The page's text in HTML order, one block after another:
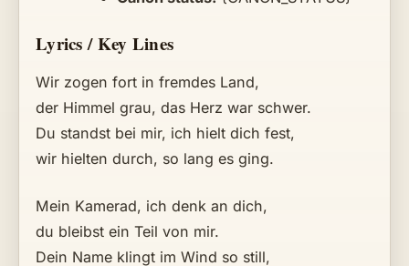
Lyrics / Key Lines
Wir zogen fort in fremdes Land,
der Himmel grau, das Herz war schwer.
Du standst bei mir, ich hielt dich fest,
wir hielten durch, so lang es ging.
Mein Kamerad, ich denk an dich,
du bleibst ein Teil von mir.
Dein Name klingt im Wind so still,